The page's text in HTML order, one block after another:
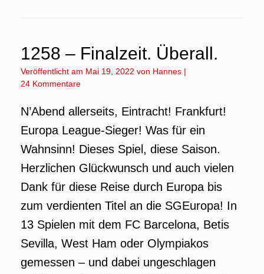
1258 – Finalzeit. Überall.
Veröffentlicht am Mai 19, 2022 von Hannes |
24 Kommentare
N’Abend allerseits, Eintracht! Frankfurt!
Europa League-Sieger! Was für ein
Wahnsinn! Dieses Spiel, diese Saison.
Herzlichen Glückwunsch und auch vielen
Dank für diese Reise durch Europa bis
zum verdienten Titel an die SGEuropa! In
13 Spielen mit dem FC Barcelona, Betis
Sevilla, West Ham oder Olympiakos
gemessen – und dabei ungeschlagen